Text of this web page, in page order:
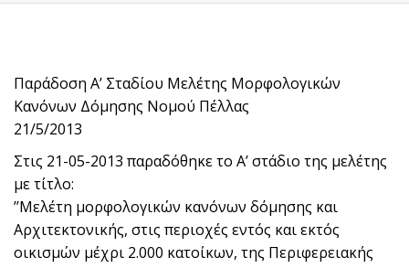
Παράδοση Αʼ Σταδίου Μελέτης Μορφολογικών
Κανόνων Δόμησης Νομού Πέλλας
21/5/2013
Στις 21-05-2013 παραδόθηκε το Α’ στάδιο της μελέτης
με τίτλο:
’’Μελέτη μορφολογικών κανόνων δόμησης και
Αρχιτεκτονικής, στις περιοχές εντός και εκτός
οικισμών μέχρι 2.000 κατοίκων, της Περιφερειακής